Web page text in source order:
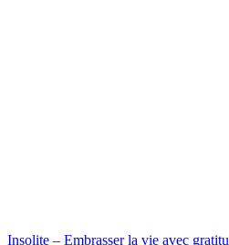
Insolite – Embrasser la vie avec